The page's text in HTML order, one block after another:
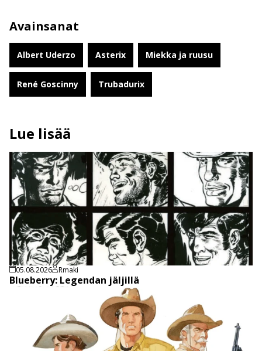
Avainsanat
Albert Uderzo Asterix Miekka ja ruusu
René Goscinny Trubadurix
Lue lisää
05.08.2026 Rmaki
Blueberry: Legendan jäljillä